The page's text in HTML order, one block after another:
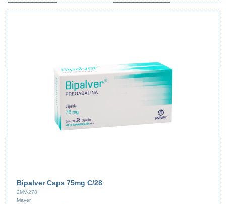
Bipalver Caps 75mg C/28
2MV-278
Maver